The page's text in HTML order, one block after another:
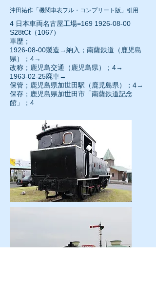
沖田祐作「機関車表フル・コンプリート版」引用
4 日本車両名古屋工場=169 1926-08-00
S28tCt（1067）
車歴；
1926-08-00製造→納入；南薩鉄道（鹿児島
県）；4→
改称；鹿児島交通（鹿児島県）；4→
1963-02-25廃車→
保管；鹿児島県加世田駅（鹿児島県）；4→
保存；鹿児島県加世田市「南薩鉄道記念
館」；4